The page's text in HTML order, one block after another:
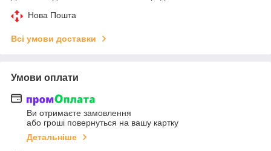
Нова Пошта
Всі умови доставки
Умови оплати
Ви отримаєте замовлення
або гроші повернуться на вашу картку
Детальніше